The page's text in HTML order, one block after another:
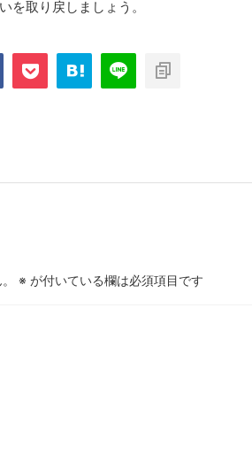
を取り戻しましょう。
※ が付いている欄は必須項目です